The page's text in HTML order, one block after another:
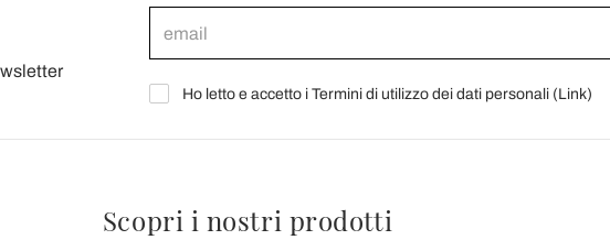
Ho letto e accetto i Termini di utilizzo dei dati personali (Link)
Scopri i nostri prodotti